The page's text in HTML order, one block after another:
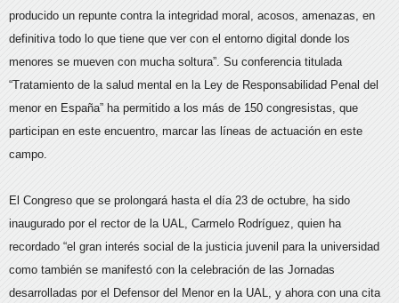
producido un repunte contra la integridad moral, acosos, amenazas, en
definitiva todo lo que tiene que ver con el entorno digital donde los
menores se mueven con mucha soltura”. Su conferencia titulada
“Tratamiento de la salud mental en la Ley de Responsabilidad Penal del
menor en España” ha permitido a los más de 150 congresistas, que
participan en este encuentro, marcar las líneas de actuación en este
campo.
El Congreso que se prolongará hasta el día 23 de octubre, ha sido
inaugurado por el rector de la UAL, Carmelo Rodríguez, quien ha
recordado “el gran interés social de la justicia juvenil para la universidad
como también se manifestó con la celebración de las Jornadas
desarrolladas por el Defensor del Menor en la UAL, y ahora con una cita